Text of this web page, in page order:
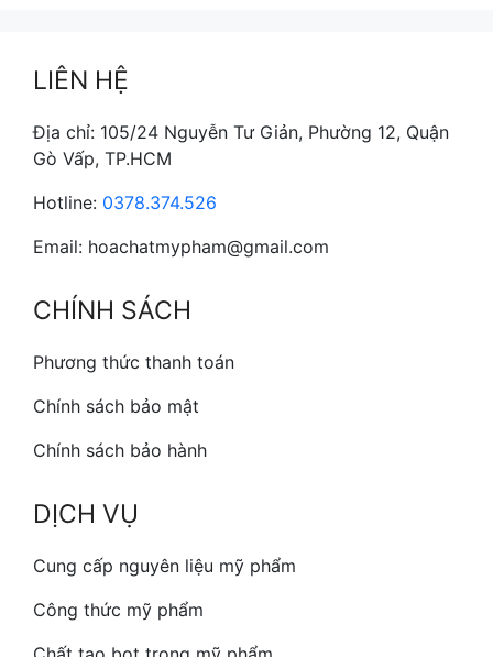
LIÊN HỆ
Địa chỉ: 105/24 Nguyễn Tư Giản, Phường 12, Quận
Gò Vấp, TP.HCM
Hotline: 0378.374.526
Email: hoachatmypham@gmail.com
CHÍNH SÁCH
Phương thức thanh toán
Chính sách bảo mật
Chính sách bảo hành
DỊCH VỤ
Cung cấp nguyên liệu mỹ phẩm
Công thức mỹ phẩm